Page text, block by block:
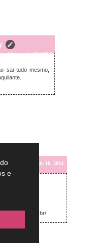
e
feira, maio 16, 2014
sai tudo mesmo,
sexta-feira, maio 16, 2014